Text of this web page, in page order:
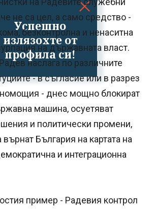
Успешно
излязохте от
профила си!
не са цел, а само средство -
безконтролна и ненаситна
на държавната власт.
наслага по различните
- в съгласие или в разрез
- днес мощно блокират
машина, осуетяват
и политически промени,
България на картата на
и интеграционна
пример - Радевия контрол